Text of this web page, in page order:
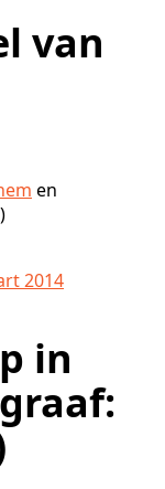
van
en
2014
in